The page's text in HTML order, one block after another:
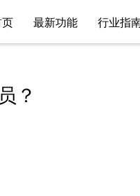
最新功能 行业指
？